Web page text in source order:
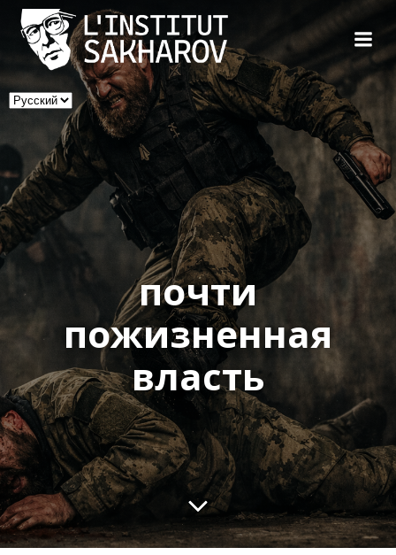
to
content
Выбрать
почти
пожизненная
власть